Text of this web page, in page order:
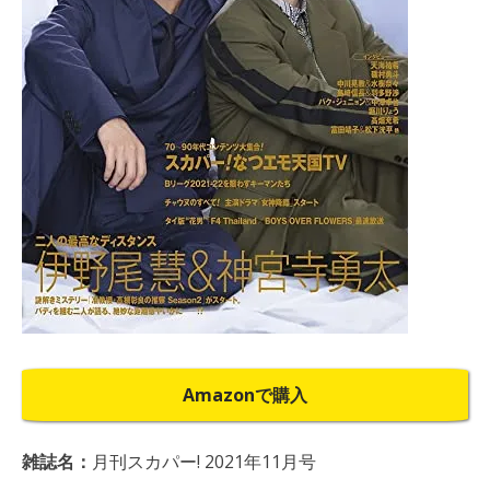
Amazonで購入
雑誌名： 月刊スカパー! 2021年11月号